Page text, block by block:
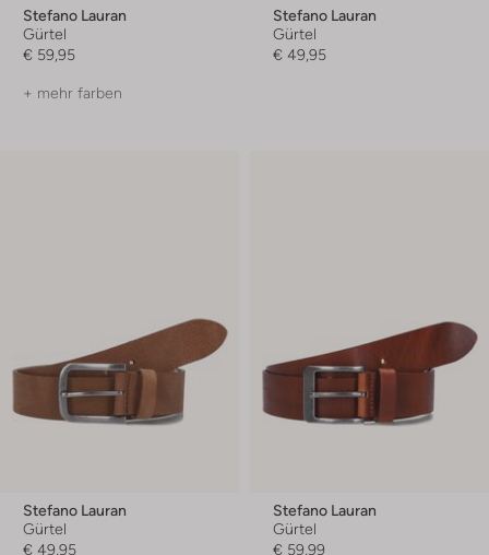
Stefano Lauran
Gürtel
€ 59,95
+ mehr farben
Stefano Lauran
Gürtel
€ 49,95
Stefano Lauran
Gürtel
€ 49,95
Stefano Lauran
Gürtel
€ 59,99